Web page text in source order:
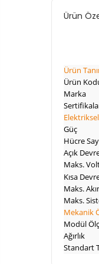
Ürün
Ürün
Ürün
Marka
Güç
Hücre
Açık
Maks.
Kısa
Maks.
Maks.
Mekanik
Modül
Ağırlık
Standart